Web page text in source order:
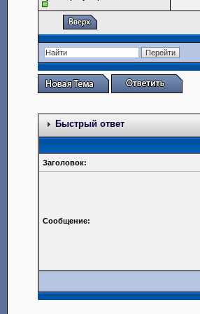
Быстрый ответ
Заголовок:
Сообщение: